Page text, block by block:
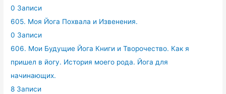
0 Записи
605. Моя Йога Похвала и Извенения.
0 Записи
606. Мои Будущие Йога Книги и Творочество. Как я
пришел в йогу. История моего рода. Йога для
начинающих.
8 Записи